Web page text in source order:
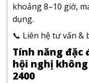
khoảng 8–10 giờ,
dụng.
📞 Liên hệ tư vấn &
Tính năng đặc
hội nghị không
2400